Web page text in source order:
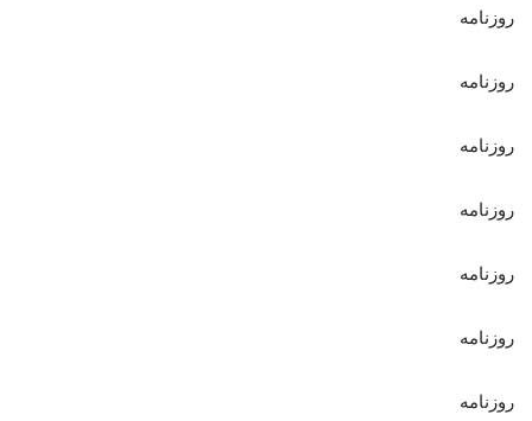
روزنامه
روزنامه
روزنامه
روزنامه
روزنامه
روزنامه
روزنامه